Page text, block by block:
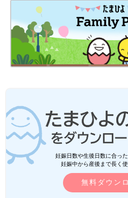
妊娠日数や生後日数に合っ
妊娠中から産後まで長く
無料ダウン